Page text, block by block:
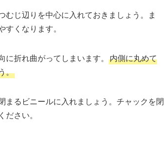
じ辺りを中心に入れておきましょう。ま
くなります。
折れ曲がってしまいます。 内側に丸めて
。
るビニールに入れましょう。チャックを閉
さい。